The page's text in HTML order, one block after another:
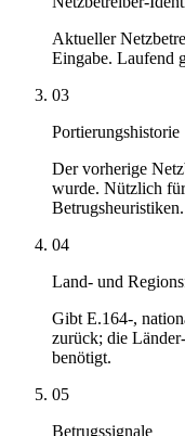
Aktueller
Eingabe. Laufend
03
Portierungshistorie
Der vorherige
wurde. Nützlich
Betrugsheuristiken.
04
Land- und
Gibt E.164-,
zurück; die
benötigt.
05
Betrugssignale